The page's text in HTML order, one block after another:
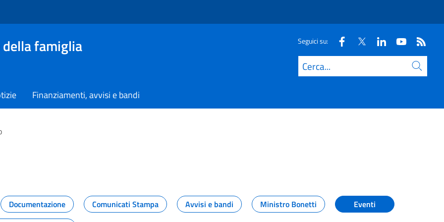
famiglia Seguici su:
Cerca
Finanziamenti, avvisi e bandi
dal Dipartimento
Documentazione Comunicati Stampa Avvisi e bandi Ministro Bonetti
Eventi